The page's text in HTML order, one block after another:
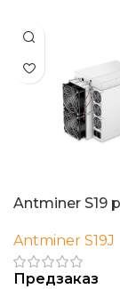
Antminer S19
Antminer S19J
Предзаказ